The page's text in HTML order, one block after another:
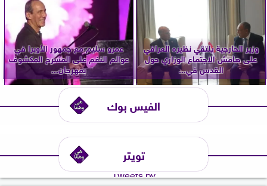
وزير الخارجية يلتقي نظيره العراقي
على هامش الاجتماع الوزاري حول
القدس في...
عمرو سليم مع جمهور الأوبرا في
عوالم النغم على المسرح المكشوف
بمهرجان...
الفيس بوك
تويتر
Tweets by